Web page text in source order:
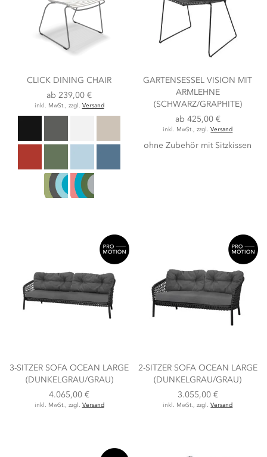
CLICK DINING CHAIR
ab239,00 €
inkl. MwSt., zzgl. Versand
GARTENSESSEL VISION MIT
ARMLEHNE
(SCHWARZ/GRAPHITE)
ab 425,00 €
inkl. MwSt., zzgl.Versand
ohne Zubehör mit Sitzkissen
3-SITZER SOFA OCEAN LARGE
(DUNKELGRAU/GRAU)
4.065,00 €
inkl. MwSt., zzgl. Versand
2-SITZER SOFA OCEAN LARGE
(DUNKELGRAU/GRAU)
3.055,00 €
inkl. MwSt., zzgl.Versand